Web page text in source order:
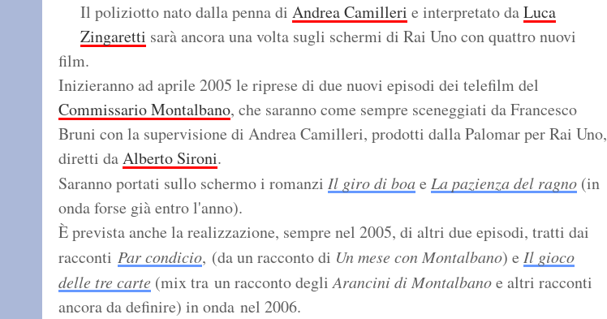
Il poliziotto nato dalla penna di Andrea Camilleri e interpretato daLuca
Zingaretti sarà ancora una volta sugli schermi di Rai Uno con quattro nuovi
film.
Inizieranno ad aprile 2005 le riprese di due nuovi episodi dei telefilm del
Commissario Montalbano, che saranno come sempre sceneggiati da Francesco
Bruni con la supervisione di Andrea Camilleri, prodotti dalla Palomar per Rai Uno,
diretti daAlberto Sironi.
Saranno portati sullo schermo i romanzi Il giro di boae La pazienza del ragno (in
onda forse già entro l'anno).
È prevista anche la realizzazione, sempre nel 2005, di altri due episodi, tratti dai
racconti Par condicio, (da un racconto di Un mese con Montalbano) e Il gioco
delle tre carte (mix tra un racconto degliArancini di Montalbanoe altri racconti
ancora da definire) in onda nel 2006.